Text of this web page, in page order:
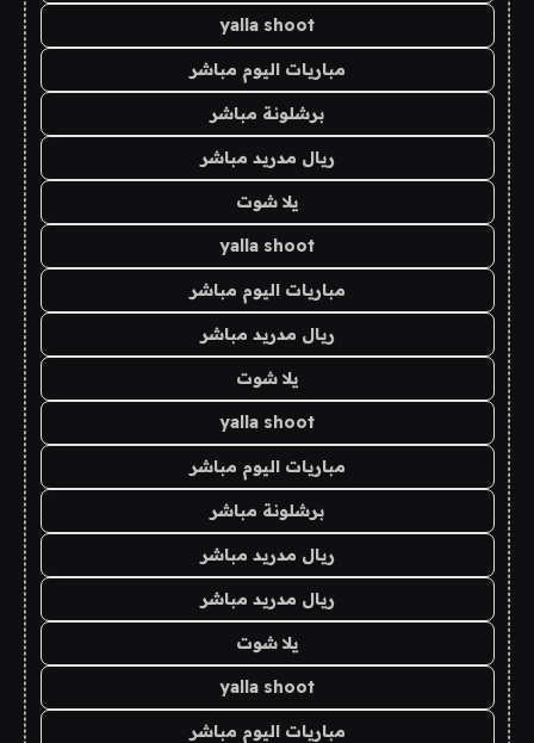
yalla shoot
مباريات اليوم مباشر
برشلونة مباشر
ريال مدريد مباشر
يلا شوت
yalla shoot
مباريات اليوم مباشر
ريال مدريد مباشر
يلا شوت
yalla shoot
مباريات اليوم مباشر
برشلونة مباشر
ريال مدريد مباشر
ريال مدريد مباشر
يلا شوت
yalla shoot
مباريات اليوم مباشر